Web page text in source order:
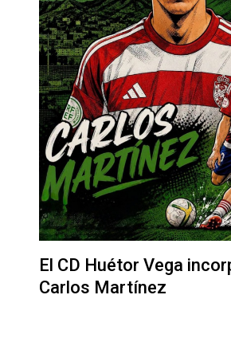
El CD Huétor Vega
Carlos Martínez